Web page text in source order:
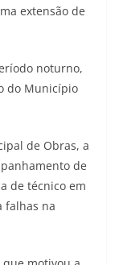
extensão de
noturno,
do Município
de Obras, a
de
de técnico em
falhas na